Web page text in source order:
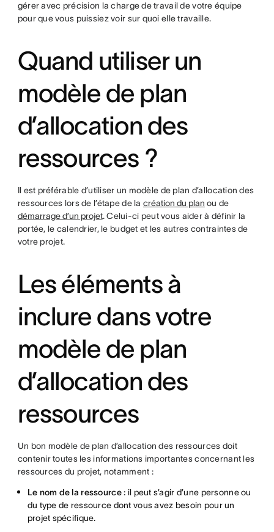
gérer avec précision la charge de travail de votre équipe
pour que vous puissiez voir sur quoi elle travaille.
Quand utiliser un
modèle de plan
d’allocation des
ressources ?
Il est préférable d’utiliser un modèle de plan d’allocation des
ressources lors de l’étape de la création du plan ou de
démarrage d’un projet. Celui-ci peut vous aider à définir la
portée, le calendrier, le budget et les autres contraintes de
votre projet.
Les éléments à
inclure dans votre
modèle de plan
d’allocation des
ressources
Un bon modèle de plan d’allocation des ressources doit
contenir toutes les informations importantes concernant les
ressources du projet, notamment :
Le nom de la ressource : il peut s’agir d’une personne ou
du type de ressource dont vous avez besoin pour un
projet spécifique.